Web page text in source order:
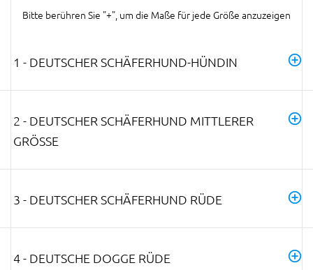
Bitte berühren Sie "+", um die Maße für jede Größe anzuzeigen
1 - DEUTSCHER SCHÄFERHUND-HÜNDIN
2 - DEUTSCHER SCHÄFERHUND MITTLERER
GRÖSSE
3 - DEUTSCHER SCHÄFERHUND RÜDE
4 - DEUTSCHE DOGGE RÜDE